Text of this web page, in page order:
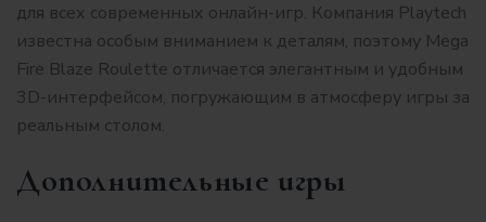
для всех современных онлайн-игр. Компания Playtech
известна особым вниманием к деталям, поэтому Mega
Fire Blaze Roulette отличается элегантным и удобным
3D-интерфейсом, погружающим в атмосферу игры за
реальным столом.
Дополнительные игры